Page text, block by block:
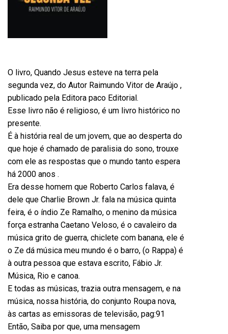
O livro, Quando Jesus esteve na terra pela
segunda vez, do Autor Raimundo Vitor de Araújo ,
publicado pela Editora paco Editorial.
Esse livro não é religioso, é um livro histórico no
presente.
É à história real de um jovem, que ao desperta do
que hoje é chamado de paralisia do sono, trouxe
com ele as respostas que o mundo tanto espera
há 2000 anos .
Era desse homem que Roberto Carlos falava, é
dele que Charlie Brown Jr. fala na música quinta
feira, é o índio Ze Ramalho, o menino da música
força estranha Caetano Veloso, é o cavaleiro da
música grito de guerra, chiclete com banana, ele é
o Ze dá música meu mundo é o barro, (o Rappa) é
à outra pessoa que estava escrito, Fábio Jr.
Música, Rio e canoa.
E todas as músicas, trazia outra mensagem, e na
música, nossa história, do conjunto Roupa nova,
às cartas as emissoras de televisão, pag:91
Então, Saiba por que, uma mensagem